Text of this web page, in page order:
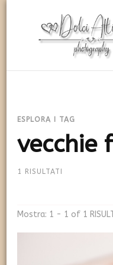
Dolci Attimi
Rendiamo
ESPLORA I TAG
vecchie
1 RISULTATI
Mostra: 1 - 1 of 1